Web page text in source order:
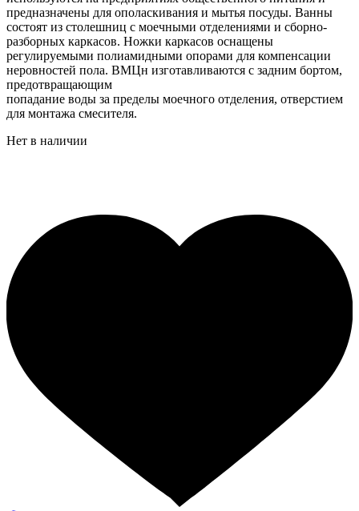
предназначены для ополаскивания и мытья посуды. Ванны
состоят из столешниц с моечными отделениями и сборно-
разборных каркасов. Ножки каркасов оснащены
регулируемыми полиамидными опорами для компенсации
неровностей пола. ВМЦн изготавливаются с задним бортом,
предотвращающим
попадание воды за пределы моечного отделения, отверстием
для монтажа смесителя.
Нет в наличии